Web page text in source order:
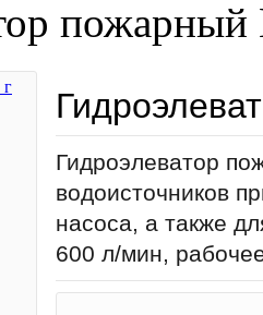
Гидроэлеватор
водоисточников
насоса, а также
600 л/мин,